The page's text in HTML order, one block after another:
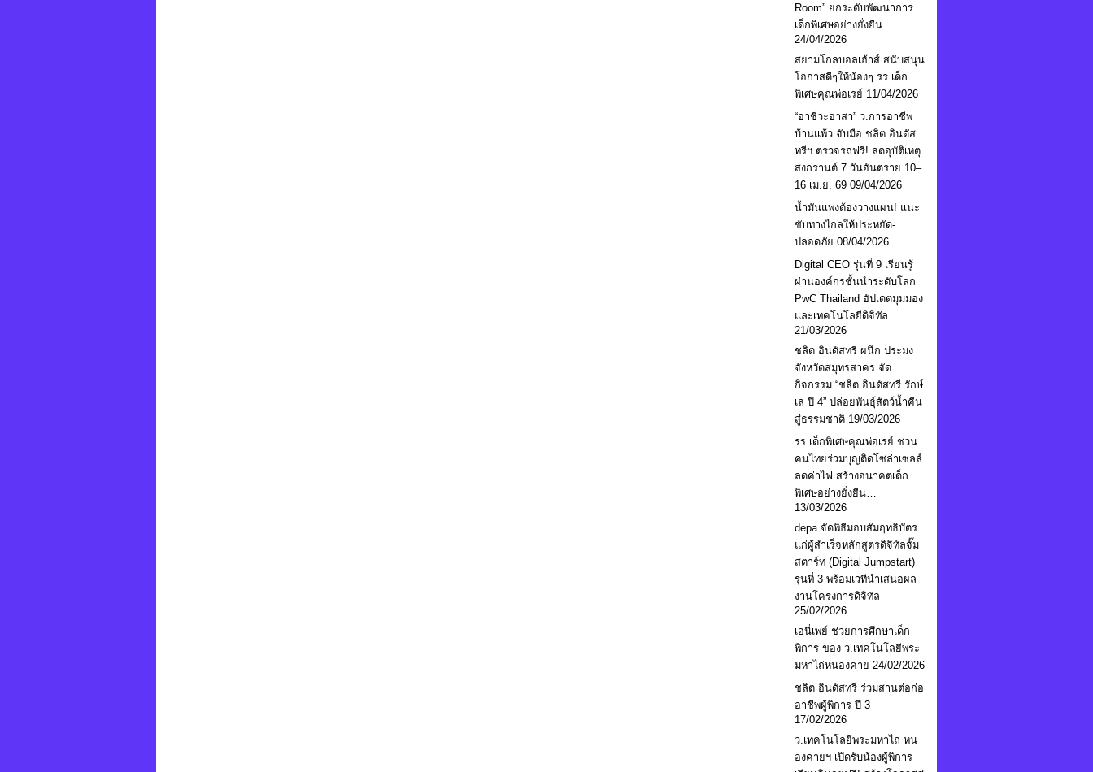
Room” ยกระดับพัฒนาการ
เด็กพิเศษอย่างยั่งยืน
24/04/2026
สยามโกลบอลเฮ้าส์ สนับสนุน
โอกาสดีๆให้น้องๆ รร.เด็ก
พิเศษคุณพ่อเรย์ 11/04/2026
“อาชีวะอาสา” ว.การอาชีพ
บ้านแพ้ว จับมือ ชลิต อินดัส
ทรีฯ ตรวจรถฟรี! ลดอุบัติเหตุ
สงกรานต์ 7 วันอันตราย 10–
16 เม.ย. 69 09/04/2026
น้ำมันแพงต้องวางแผน! แนะ
ขับทางไกลให้ประหยัด-
ปลอดภัย 08/04/2026
Digital CEO รุ่นที่ 9 เรียนรู้
ผ่านองค์กรชั้นนำระดับโลก
PwC Thailand อัปเดตมุมมอง
และเทคโนโลยีดิจิทัล
21/03/2026
ชลิต อินดัสทรี ผนึก ประมง
จังหวัดสมุทรสาคร จัด
กิจกรรม “ชลิต อินดัสทรี รักษ์
เล ปี 4” ปล่อยพันธุ์สัตว์น้ำคืน
สู่ธรรมชาติ 19/03/2026
รร.เด็กพิเศษคุณพ่อเรย์ ชวน
คนไทยร่วมบุญติดโซล่าเซลล์
ลดค่าไฟ สร้างอนาคตเด็ก
พิเศษอย่างยั่งยืน…
13/03/2026
depa จัดพิธีมอบสัมฤทธิบัตร
แก่ผู้สำเร็จหลักสูตรดิจิทัลจั๊ม
สตาร์ท (Digital Jumpstart)
รุ่นที่ 3 พร้อมเวทีนำเสนอผล
งานโครงการดิจิทัล
25/02/2026
เอนี่เพย์ ช่วยการศึกษาเด็ก
พิการ ของ ว.เทคโนโลยีพระ
มหาไถ่หนองคาย 24/02/2026
ชลิต อินดัสทรี ร่วมสานต่อก่อ
อาชีพผู้พิการ ปี 3
17/02/2026
ว.เทคโนโลยีพระมหาไถ่ หน
องคายฯ เปิดรับน้องผู้พิการ